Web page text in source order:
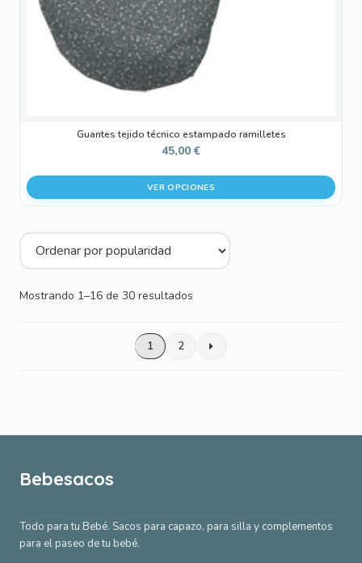
Guantes tejido técnico estampado ramilletes
45,00 €
VER OPCIONES
Mostrando 1–16 de 30 resultados
1 2
Bebesacos
Todo para tu Bebé. Sacos para capazo, para silla y complementos
para el paseo de tu bebé.